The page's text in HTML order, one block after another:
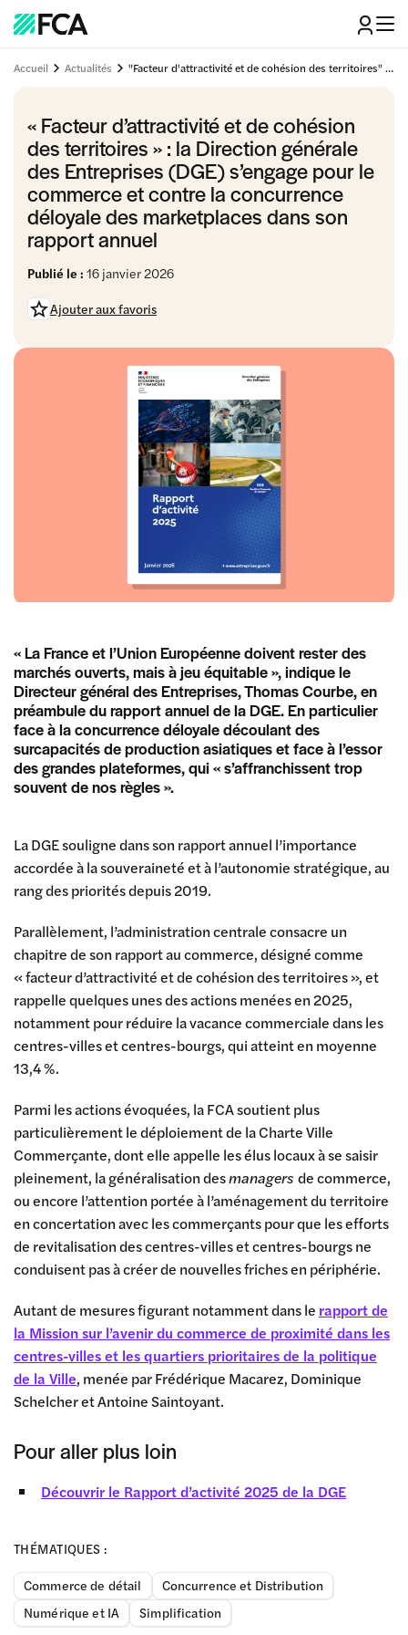
Accueil Actualités "Facteur d'attractivité et de cohésion des territoires" : la Direction générale des Entreprises (DGE) s'engage pour le commerce et contre la concurrence déloyale des marketplaces dans son rapport annuel
« Facteur d’attractivité et de cohésion
des territoires » : la Direction générale
des Entreprises (DGE) s’engage pour le
commerce et contre la concurrence
déloyale des marketplaces dans son
rapport annuel
Publié le : 16 janvier 2026
Ajouter aux favoris
THÉMATIQUES :
Commerce de détail
Concurrence et Distribution
Numérique et IA
Simplification
« La France et l’Union Européenne doivent rester des
marchés ouverts, mais à jeu équitable », indique le
Directeur général des Entreprises, Thomas Courbe, en
préambule du rapport annuel de la DGE. En particulier
face à la concurrence déloyale découlant des
surcapacités de production asiatiques et face à l’essor
des grandes plateformes, qui « s’affranchissent trop
souvent de nos règles ».
La DGE souligne dans son rapport annuel l’importance
accordée à la souveraineté et à l’autonomie stratégique, au
rang des priorités depuis 2019.
Parallèlement, l’administration centrale consacre un
chapitre de son rapport au commerce, désigné comme
« facteur d’attractivité et de cohésion des territoires », et
rappelle quelques unes des actions menées en 2025,
notamment pour réduire la vacance commerciale dans les
centres-villes et centres-bourgs, qui atteint en moyenne
13,4 %.
Parmi les actions évoquées, la FCA soutient plus
particulièrement le déploiement de la Charte Ville
Commerçante, dont elle appelle les élus locaux à se saisir
pleinement, la généralisation desmanagers de commerce,
ou encore l’attention portée à l’aménagement du territoire
en concertation avec les commerçants pour que les efforts
de revitalisation des centres-villes et centres-bourgs ne
conduisent pas à créer de nouvelles friches en périphérie.
Autant de mesures figurant notamment dans le rapport de
la Mission sur l’avenir du commerce de proximité dans les
centres-villes et les quartiers prioritaires de la politique
de la Ville, menée par Frédérique Macarez, Dominique
Schelcher et Antoine Saintoyant.
Pour aller plus loin
Découvrir le Rapport d’activité 2025 de la DGE